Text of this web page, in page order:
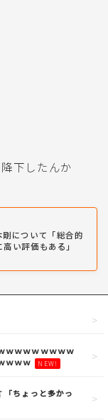
下したんか
剛について「総合的
い評価もある」
ｗｗｗｗｗｗｗｗ
ｗｗｗ
NEW!
ちょっと多かっ